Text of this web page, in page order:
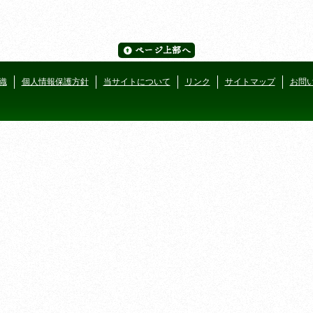
個人情報保護方針 当サイトについて リンク サイトマップ お問